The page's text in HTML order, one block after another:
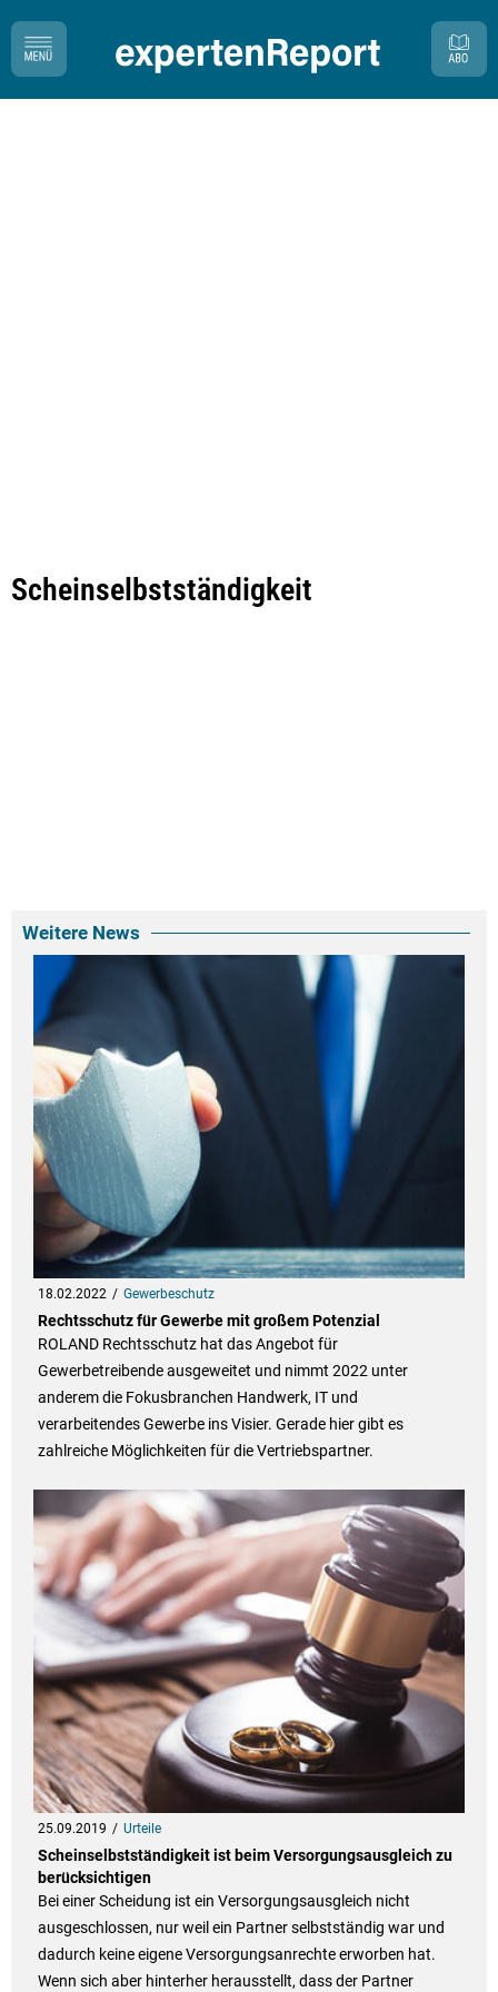
Scheinselbstständigkeit
Weitere News
18.02.2022 Gewerbeschutz
Rechtsschutz für Gewerbe mit großem Potenzial
ROLAND Rechtsschutz hat das Angebot für
Gewerbetreibende ausgeweitet und nimmt 2022 unter
anderem die Fokusbranchen Handwerk, IT und
verarbeitendes Gewerbe ins Visier. Gerade hier gibt es
zahlreiche Möglichkeiten für die Vertriebspartner.
25.09.2019 Urteile
Scheinselbstständigkeit ist beim Versorgungsausgleich zu
berücksichtigen
Bei einer Scheidung ist ein Versorgungsausgleich nicht
ausgeschlossen, nur weil ein Partner selbstständig war und
dadurch keine eigene Versorgungsanrechte erworben hat.
Wenn sich aber hinterher herausstellt, dass der Partner